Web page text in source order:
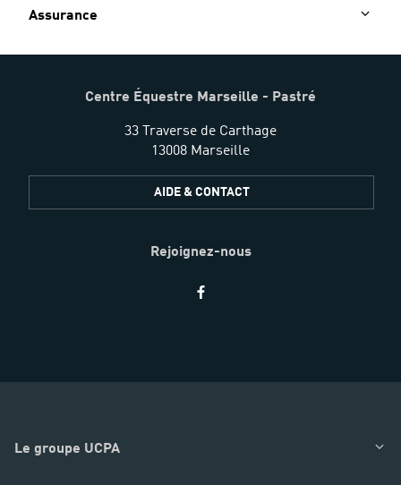
Assurance
Centre Équestre Marseille - Pastré
33 Traverse de Carthage
13008 Marseille
AIDE & CONTACT
Rejoignez-nous
Le groupe UCPA